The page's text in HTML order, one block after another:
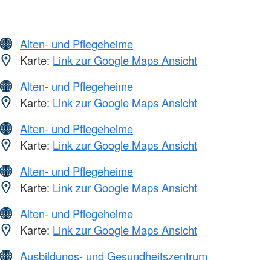
Alten- und Pflegeheime
Karte: Link zur Google Maps Ansicht
Alten- und Pflegeheime
Karte: Link zur Google Maps Ansicht
Alten- und Pflegeheime
Karte: Link zur Google Maps Ansicht
Alten- und Pflegeheime
Karte: Link zur Google Maps Ansicht
Alten- und Pflegeheime
Karte: Link zur Google Maps Ansicht
Ausbildungs- und Gesundheitszentrum